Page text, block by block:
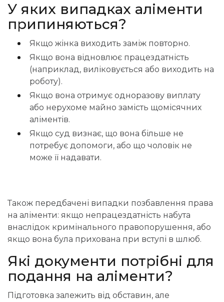
У яких випадках аліменти
припиняються?
Якщо жінка виходить заміж повторно.
Якщо вона відновлює працездатність
(наприклад, виліковується або виходить на
роботу).
Якщо вона отримує одноразову виплату
або нерухоме майно замість щомісячних
аліментів.
Якщо суд визнає, що вона більше не
потребує допомоги, або що чоловік не
може її надавати.
Також передбачені випадки позбавлення права
на аліменти: якщо непрацездатність набута
внаслідок кримінального правопорушення, або
якщо вона була прихована при вступі в шлюб.
Які документи потрібні для
подання на аліменти?
Підготовка залежить від обставин, але